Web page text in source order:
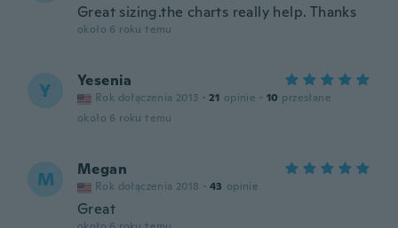
Great sizing.the charts really help. Thanks
około 6 roku temu
Y Yesenia
Rok dołączenia 2013 · 21 opinie · 10 przesłane
około 6 roku temu
M Megan
Rok dołączenia 2018 · 43 opinie
Great